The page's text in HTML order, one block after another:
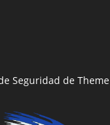
Seguridad de Theme